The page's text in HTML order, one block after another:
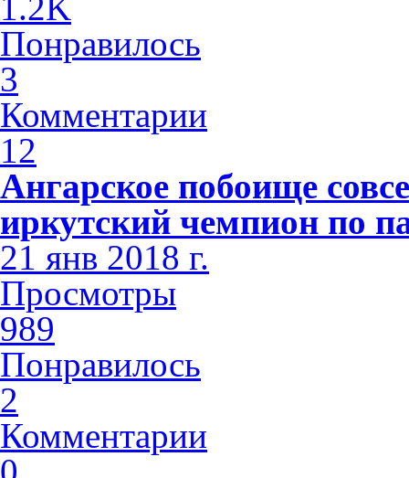
Понравилось
3
Комментарии
12
Ангарское побоище
иркутский чемпион по
21 янв 2018 г.
Просмотры
989
Понравилось
2
Комментарии